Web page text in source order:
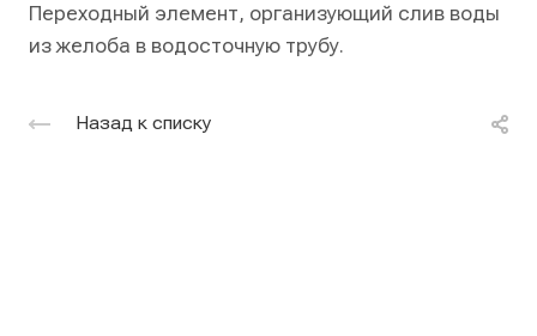
Переходный элемент, организующий слив воды
из желоба в водосточную трубу.
Назад к списку